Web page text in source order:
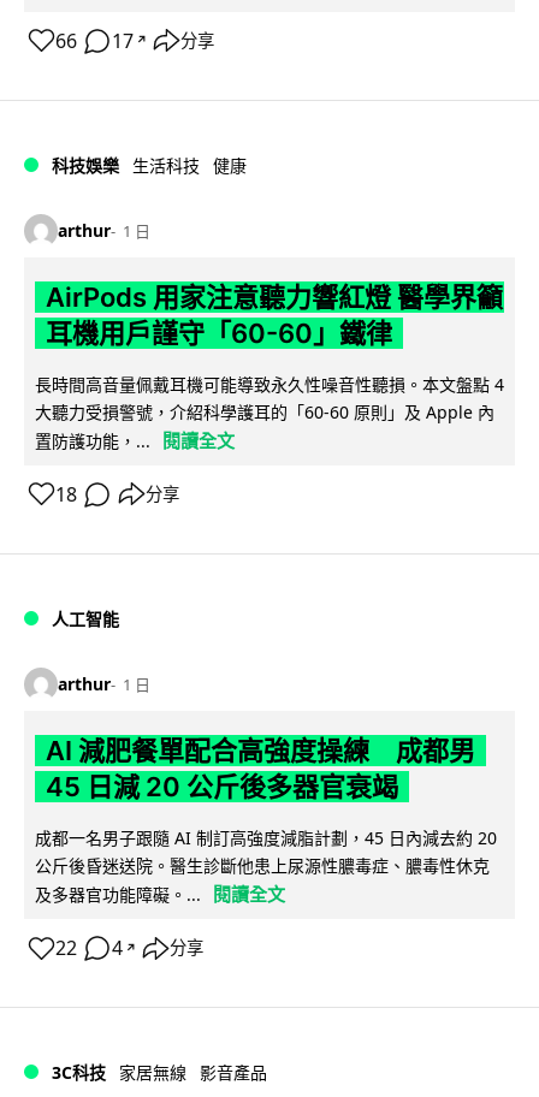
66 17 ↗ 分享
科技娛樂 生活科技 健康
arthur 1 日
AirPods 用家注意聽力響紅燈 醫學界籲
耳機用戶謹守「60-60」鐵律
長時間高音量佩戴耳機可能導致永久性噪音性聽損。本文盤點 4
大聽力受損警號，介紹科學護耳的「60-60 原則」及 Apple 內
置防護功能，...
閱讀全文
18 分享
人工智能
arthur 1 日
AI 減肥餐單配合高強度操練 成都男
45 日減 20 公斤後多器官衰竭
成都一名男子跟隨 AI 制訂高強度減脂計劃，45 日內減去約 20
公斤後昏迷送院。醫生診斷他患上尿源性膿毒症、膿毒性休克
及多器官功能障礙。...
閱讀全文
22 4 ↗ 分享
3C科技 家居無線 影音產品